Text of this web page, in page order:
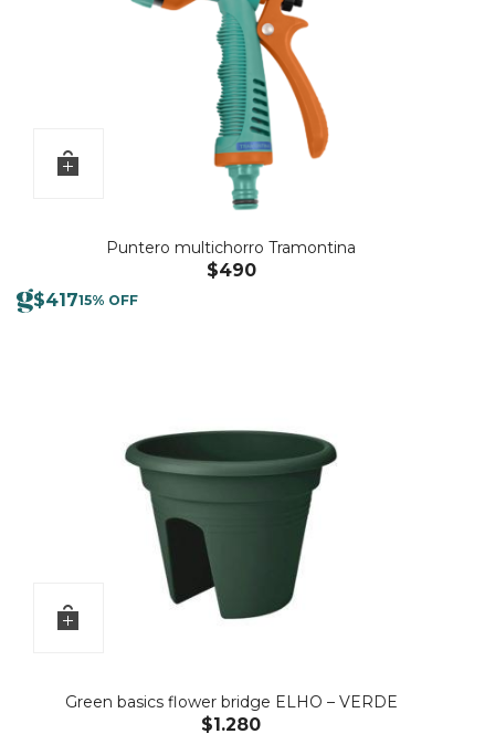
Puntero multichorro Tramontina
$490
$41715% OFF
Green basics flower bridge ELHO – VERDE
$1.280